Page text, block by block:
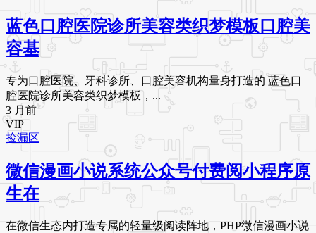
蓝色口腔医院诊所美容类织梦模板口腔美
容基
专为口腔医院、牙科诊所、口腔美容机构量身打造的 蓝色口
腔医院诊所美容类织梦模板，...
3 月前
VIP
捡漏区
微信漫画小说系统公众号付费阅小程序原
生在
在微信生态内打造专属的轻量级阅读阵地，PHP微信漫画小说